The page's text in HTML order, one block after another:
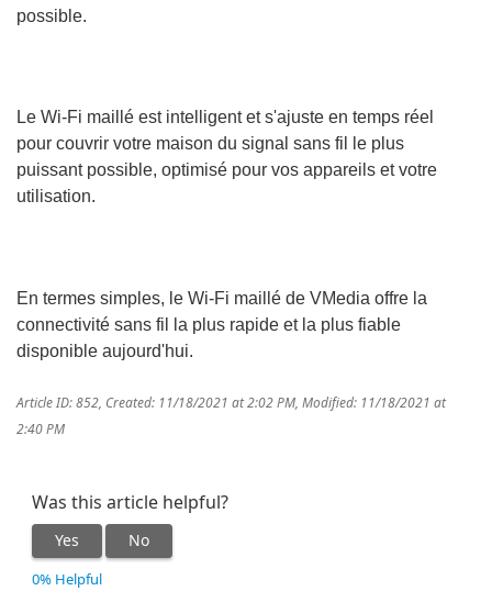
possible.
Le Wi-Fi maillé est intelligent et s'ajuste en temps réel
pour couvrir votre maison du signal sans fil le plus
puissant possible, optimisé pour vos appareils et votre
utilisation.
En termes simples, le Wi-Fi maillé de VMedia offre la
connectivité sans fil la plus rapide et la plus fiable
disponible aujourd'hui.
Article ID: 852 Created: 11/18/2021 at 2:02 PM Modified: 11/18/2021 at
2:40 PM
Was this article helpful?
Yes No
0% Helpful